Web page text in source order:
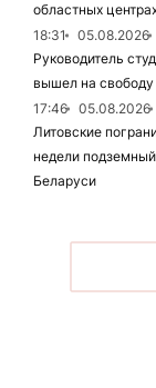
областных
18:31
05.08.2026
Руководитель
вышел на свободу
17:46
05.08.2026
Литовские
недели
Беларуси